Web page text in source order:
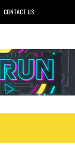
CONTACT US